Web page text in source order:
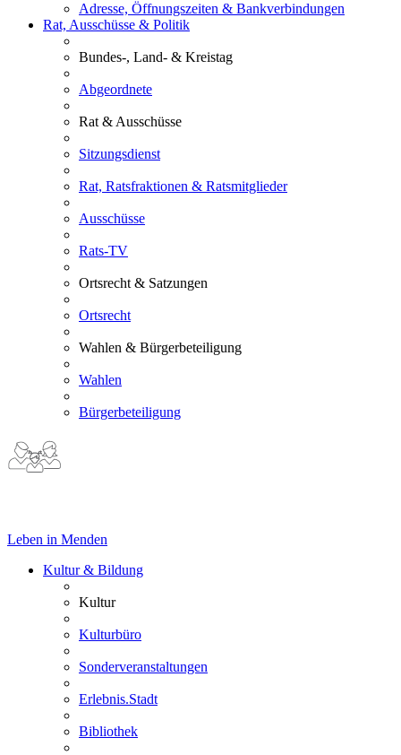
Adresse, Öffnungszeiten & Bankverbindungen
Rat, Ausschüsse & Politik
Bundes-, Land- & Kreistag
Abgeordnete
Rat & Ausschüsse
Sitzungsdienst
Rat, Ratsfraktionen & Ratsmitglieder
Ausschüsse
Rats-TV
Ortsrecht & Satzungen
Ortsrecht
Wahlen & Bürgerbeteiligung
Wahlen
Bürgerbeteiligung
Leben in Menden
Kultur & Bildung
Kultur
Kulturbüro
Sonderveranstaltungen
Erlebnis.Stadt
Bibliothek